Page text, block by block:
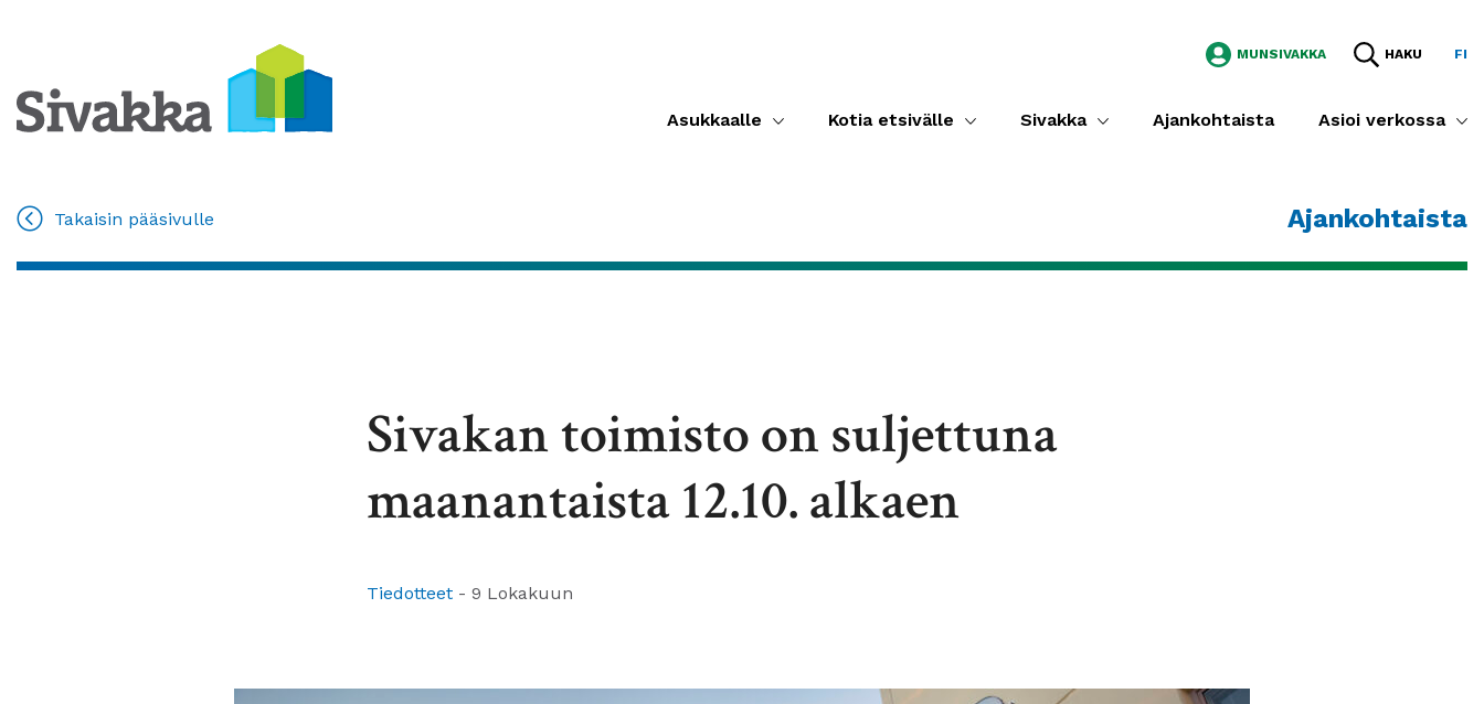
MUNSIVAKKA HAKU FI
Asukkaalle Kotia etsivälle Sivakka Ajankohtaista Asioi verkossa
Takaisin pääsivulle Ajankohtaista
Sivakan toimisto on suljettuna
maanantaista 12.10. alkaen
Tiedotteet - 9 Lokakuun